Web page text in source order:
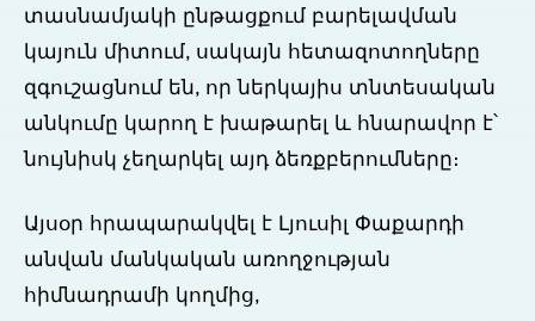
տասնամյակի ընթացքում բարելավման
կայուն միտում, սակայն հետազոտողները
զգուշացնում են, որ ներկայիս տնտեսական
անկումը կարող է խաթարել և հնարավոր է՝
նույնիսկ չեղարկել այդ ձեռքբերումները։
Այսօր հրապարակվել է Լյուսիլ Փաքարդի
անվան մանկական առողջության
հիմնադրամի կողմից,